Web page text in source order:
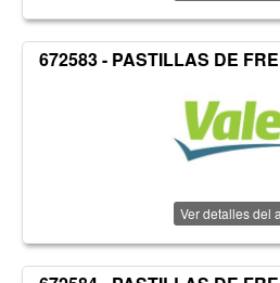
672583 - PASTILLAS DE
Ver detalles del